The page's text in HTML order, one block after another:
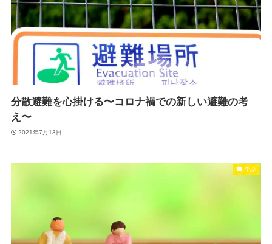
分散避難を心掛ける〜コロナ禍での新しい避難の考
え〜
2021年7月13日
学ぶ